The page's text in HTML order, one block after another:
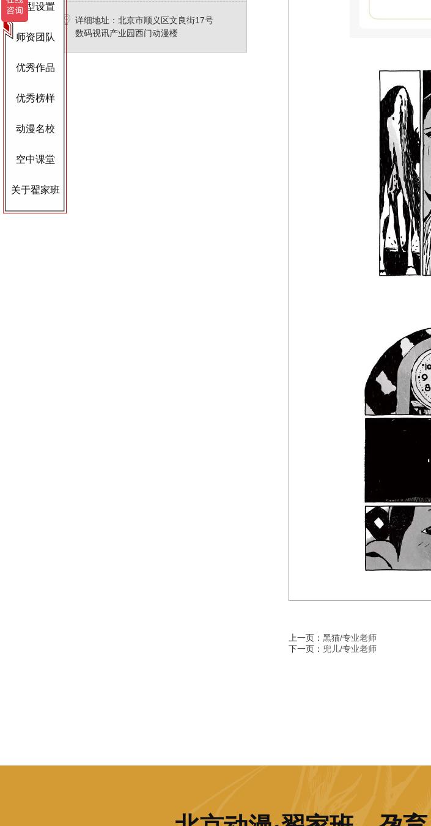
详细地址：北京市顺义区文良街17号
数码视讯产业园西门动漫楼
上一页： 黑猫/专业老师
下一页： 兜儿/专业老师
班型设置
师资团队
优秀作品
优秀榜样
动漫名校
空中课堂
关于翟家班